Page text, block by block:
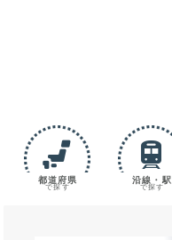
都道府県
で探す
沿線・駅
で探す